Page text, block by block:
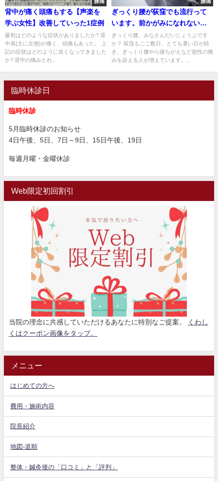
腰痛
背中が痛く頭痛もする【声楽を
学ぶ女性】改善していった1症例
最初はどのような症状がありましたか? 背
中肩(主に左側)が痛く、頭痛もあった。 上
記の症状はどのように良くなってきました
か? 背中の痛みとれ...
腰痛
ぎっくり腰が荻窪でも流行って
います。前かがみになれないぎ
っくり腰の症例
ぎっくり腰、みなさんだいじょうぶです
か？ 荻窪もここ数日、とても暑い日が続
き、ぎっくり腰やら寝ちがえなど急性の痛
みを訴える人が増えています。...
臨時休診日
臨時休診
5月臨時休診のお知らせ
4日午後、5日、7日～9日、15日午後、19日
毎週月曜・金曜休診
Web限定初回割引
当院の理念に共感していただけるあなたに特別なご提案。
くわし
くはクーポン画像をタップ。
メニュー
はじめての方へ
費用・施術内容
院長紹介
地図-道順
整体・鍼灸後の「口コミ」と「評判」